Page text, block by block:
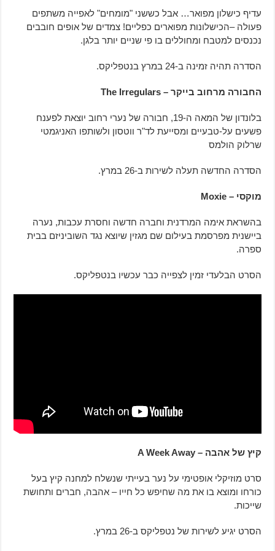
עדיף כישלון מפואר… אבל כששני "מומחים" לאפייה משתפים
פעולה –הכישלונות מפוארים כפליים! צמדים של אופים חובבים
נכנסים למטבח ומחוללים בו פי שניים יותר בלגן.
הסדרה תהיה זמינה ב-24 במרץ בנטפליקס.
החבורה מרחוב בייקר – The Irregulars
בלונדון של המאה ה-19, חבורה של נערי רחוב יוצאת לפענח
פשעים על-טבעיים ומסייעת לד"ר ווטסון ולשותפו האניגמטי
שרלוק הולמס
הסדרה החדשה תעלה לשירות ב-26 במרץ.
מוקסי – Moxie
בהשראת אימה המרדנית וחברה חדשה וחסרת עכבות, נערה
ביישנית מפרסמת בעילום שם מגזין שיוצא נגד השוביניזם בבית
ספרה.
הסרט הבלעדי זמין לצפייה כבר עכשיו בנטפליקס.
קיץ של אהבה – A Week Away
סרט מוזיקלי אופטימי על נער בעייתי שנשלח למחנה קיץ בעל
כורחו ומוצא בו את מה שחיפש כל חייו – אהבה, חברים ותחושת
שייכות.
הסרט יגיע לשירות של נטפליקס ב-26 במרץ.